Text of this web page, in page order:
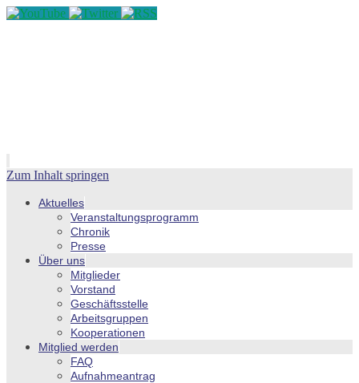
Zum Inhalt springen
Aktuelles
Veranstaltungsprogramm
Chronik
Presse
Über uns
Mitglieder
Vorstand
Geschäftsstelle
Arbeitsgruppen
Kooperationen
Mitglied werden
FAQ
Aufnahmeantrag